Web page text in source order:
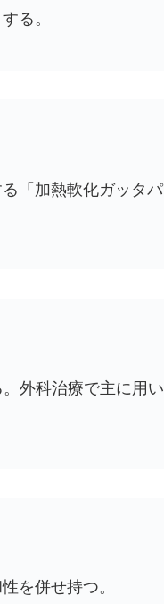
る。
「加熱軟化ガッタパ
外科治療で主に用い
を併せ持つ。